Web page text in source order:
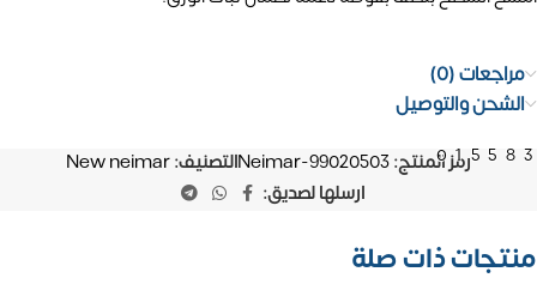
مراجعات (0)
الشحن والتوصيل
رمز المنتج:Neimar-99020503التصنيف:New neimar
ارسلها لصديق:
منتجات ذات صلة